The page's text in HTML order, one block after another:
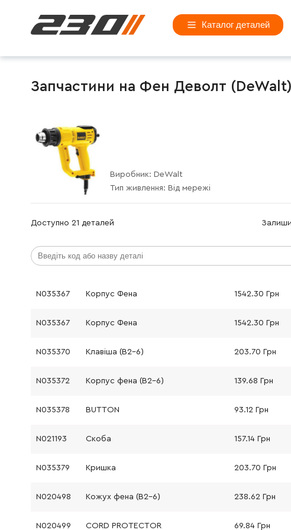
Каталог деталей
Запчастини на Фен Деволт
Виробник: DeWalt
Тип живлення: Від мережі
Доступно 21 деталей
N035367 Корпус Фена 1542.30 Грн
N035367 Корпус Фена 1542.30 Грн
N035370 Клавіша (B2-6) 203.70 Грн
N035372 Корпус фена (B2-6) 139.68 Грн
N035378 BUTTON 93.12 Грн
N021193 Скоба 157.14 Грн
N035379 Кришка 203.70 Грн
N020498 Кожух фена (B2-6) 238.62 Грн
N020499 CORD PROTECTOR 69.84 Грн